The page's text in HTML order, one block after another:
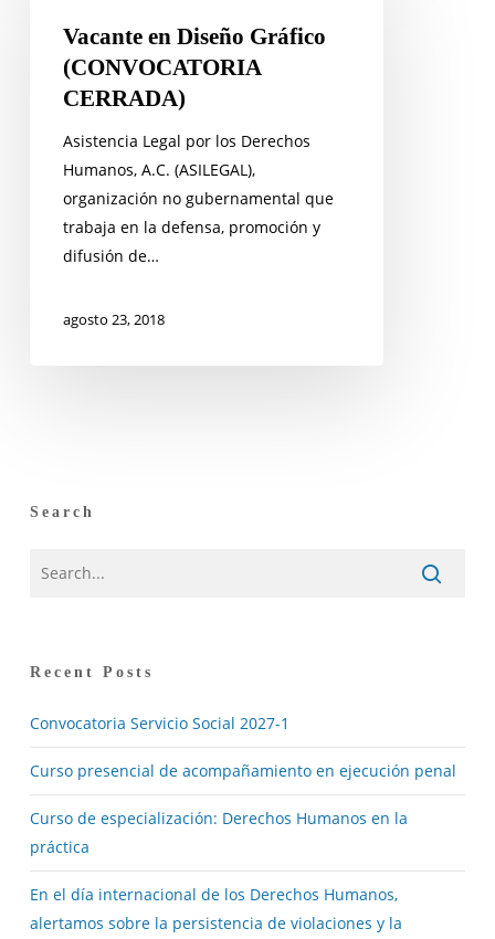
Gráfico
(CONVOCATORIA
CERRADA)
Vacante en Diseño Gráfico
(CONVOCATORIA
CERRADA)
Asistencia Legal por los Derechos
Humanos, A.C. (ASILEGAL),
organización no gubernamental que
trabaja en la defensa, promoción y
difusión de…
agosto 23, 2018
Search
Recent Posts
Convocatoria Servicio Social 2027-1
Curso presencial de acompañamiento en ejecución penal
Curso de especialización: Derechos Humanos en la
práctica
En el día internacional de los Derechos Humanos,
alertamos sobre la persistencia de violaciones y la